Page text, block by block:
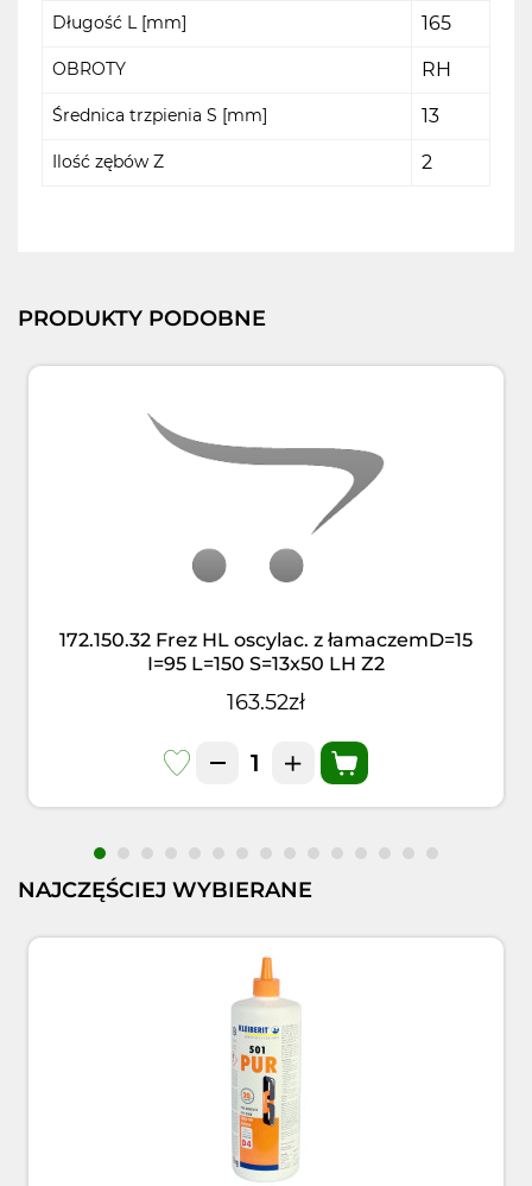
Długość L [mm] 165
OBROTY RH
Średnica trzpienia S [mm] 13
Ilość zębów Z 2
PRODUKTY PODOBNE
172.150.32 Frez HL oscylac. z łamaczemD=15
I=95 L=150 S=13x50 LH Z2
163.52zł
NAJCZĘŚCIEJ WYBIERANE